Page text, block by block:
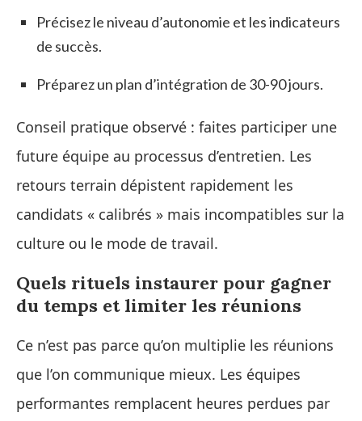
Précisez le niveau d’autonomie et les indicateurs
de succès.
Préparez un plan d’intégration de 30-90 jours.
Conseil pratique observé : faites participer une
future équipe au processus d’entretien. Les
retours terrain dépistent rapidement les
candidats « calibrés » mais incompatibles sur la
culture ou le mode de travail.
Quels rituels instaurer pour gagner
du temps et limiter les réunions
Ce n’est pas parce qu’on multiplie les réunions
que l’on communique mieux. Les équipes
performantes remplacent heures perdues par